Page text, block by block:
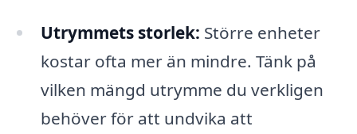
Utrymmets storlek: Större enheter
kostar ofta mer än mindre. Tänk på
vilken mängd utrymme du verkligen
behöver för att undvika att